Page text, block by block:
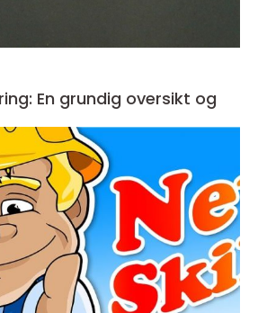
En grundig oversikt og